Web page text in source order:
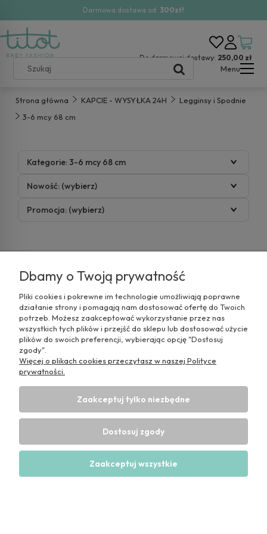
Darmowa dostawa od: 300zł!
Do darmowej dostawy: 250,00 zł
Menu
Strona główna KAPCIE - WYSYŁKA 24H
Legginsy i Spodnie
3-6 mcy 68 cm
Kategorie: 3-6 mcy 68 cm
Nowość: (wybierz)
Promocja: (wybierz)
Nie znaleziono produktów spełniających podane
Moje konto
Dbamy o Twoją prywatność
Pliki cookies i pokrewne im technologie umożliwiają poprawne
działanie strony i pomagają nam dostosować ofertę do Twoich
potrzeb. Możesz zaakceptować wykorzystanie przez nas
wszystkich tych plików i przejść do sklepu lub dostosować użycie
plików do swoich preferencji, wybierając opcję "Dostosuj
zgody".
Więcej o plikach cookies przeczytasz w naszej Polityce
prywatności.
Zaakceptuj tylko niezbędne
Dostosuj zgody
Zaakceptuj wszystkie